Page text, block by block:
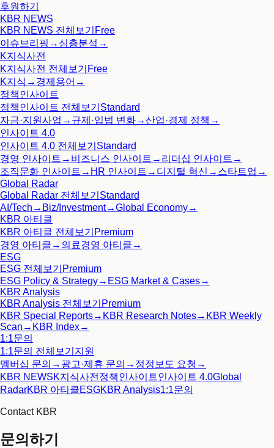
후원하기
KBR NEWS
KBR NEWS 전체보기 Free
이슈브리핑 → 심층분석 →
K지식사전
K지식사전 전체보기 Free
K지식 → 경제용어 →
정책인사이트
정책인사이트 전체보기 Standard
자금·지원사업 → 규제·입법 변화→산업·경제 정책 →
인사이트 4.0
인사이트 4.0 전체보기 Standard
경영 인사이트 → 비즈니스 인사이트 → 리더십 인사이트 →
조직문화 인사이트 → HR 인사이트 → 디지털 혁신 → 스타트업 →
Global Radar
Global Radar 전체보기 Standard
AI/Tech → Biz/Investment→Global Economy→
KBR 아티클
KBR 아티클 전체보기 Premium
경영 아티클 → 의료경영 아티클 →
ESG
ESG 전체보기 Premium
ESG Policy & Strategy→ ESG Market & Cases→
KBR Analysis
KBR Analysis 전체보기 Premium
KBR Special Reports→ KBR Research Notes→ KBR Weekly
Scan → KBR Index→
1:1문의
1:1문의 전체보기 지원
멤버십 문의 → 광고·제휴 문의 → 정정보도 요청 →
KBR NEWSK지식사전 정책인사이트인사이트 4.0Global
RadarKBR 아티클ESGKBR Analysis1:1문의
Contact KBR
문의하기